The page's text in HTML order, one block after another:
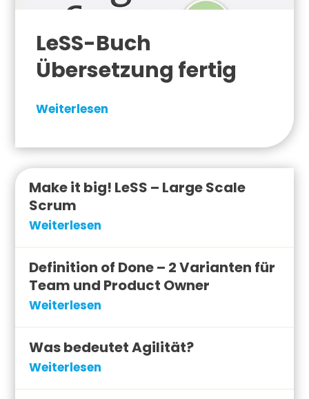
LeSS-Buch
Übersetzung fertig
Weiterlesen
Make it big! LeSS – Large Scale
Scrum
Weiterlesen
Definition of Done – 2 Varianten für
Team und Product Owner
Weiterlesen
Was bedeutet Agilität?
Weiterlesen